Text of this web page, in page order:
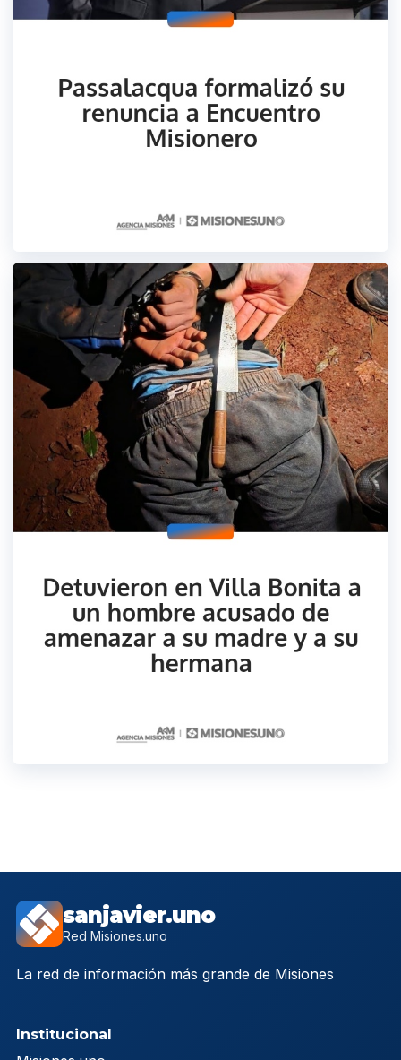
sanjavier.uno
Red Misiones.uno
La red de información más grande de Misiones
Institucional